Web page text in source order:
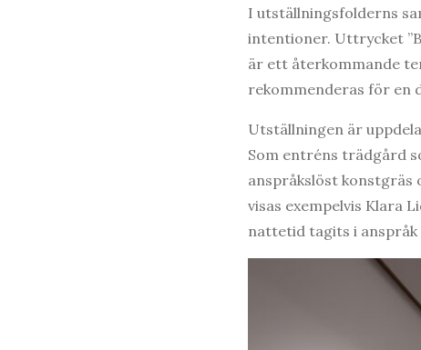
I utställningsfolderns
intentioner. Uttrycket
är ett återkommande
rekommenderas för en
Utställningen är
Som entréns trädgård
anspråkslöst konstgräs
visas exempelvis Klara
nattetid tagits i